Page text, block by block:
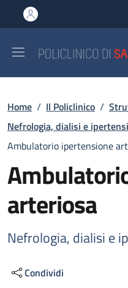
al contenuto principale
to footer content
Briciole di
Home / Il Policlinico /
Nefrologia, dialisi e
Ambulatorio ipertensione
arteriosa
Nefrologia, dialisi e
Condividi